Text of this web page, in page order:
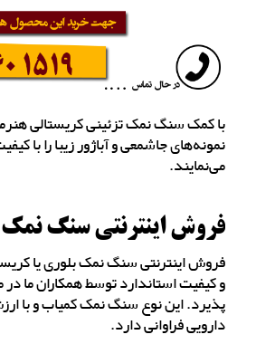
با کمک سنگ نمک تزئینی کریستالی
نمونه‌های جاشمعی و آباژور زیبا را با
می‌نمایند.
فروش اینترنتی سنگ نمک
فروش اینترنتی سنگ نمک بلوری یا
و کیفیت استاندارد توسط همکاران ما
پذیرد. این نوع سنگ نمک کمیاب و با
دارویی فراوانی دارد.